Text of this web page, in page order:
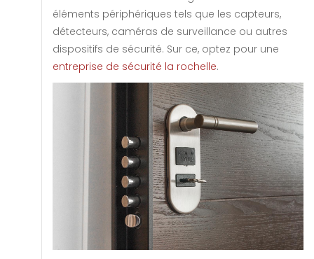
éléments périphériques tels que les capteurs,
détecteurs, caméras de surveillance ou autres
dispositifs de sécurité. Sur ce, optez pour une
entreprise de sécurité la rochelle.